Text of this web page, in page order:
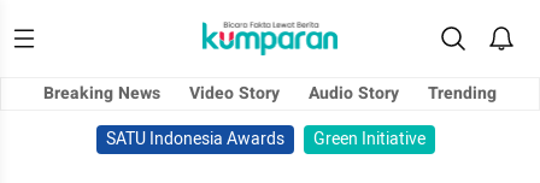
Breaking News Video Story Audio Story
Trending
SATU Indonesia Awards
Green Initiative